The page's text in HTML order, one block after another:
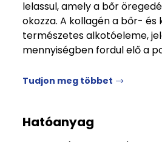
lelassul, amely a bőr
okozza. A kollagén a bőr- és
természetes alkotóeleme,
mennyiségben fordul elő a
Tudjon meg többet
Hatóanyag